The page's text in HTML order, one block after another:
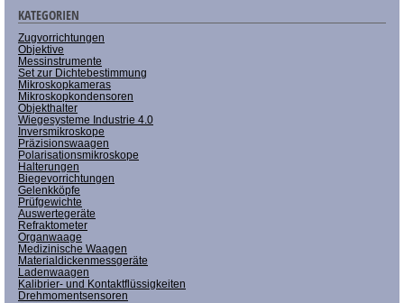
KATEGORIEN
Zugvorrichtungen
Objektive
Messinstrumente
Set zur Dichtebestimmung
Mikroskopkameras
Mikroskopkondensoren
Objekthalter
Wiegesysteme Industrie 4.0
Inversmikroskope
Präzisionswaagen
Polarisationsmikroskope
Halterungen
Biegevorrichtungen
Gelenkköpfe
Prüfgewichte
Auswertegeräte
Refraktometer
Organwaage
Medizinische Waagen
Materialdickenmessgeräte
Ladenwaagen
Kalibrier- und Kontaktflüssigkeiten
Drehmomentsensoren